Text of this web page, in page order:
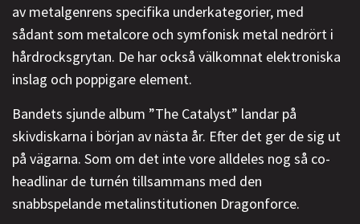
av metalgenrens specifika underkategorier, med
sådant som metalcore och symfonisk metal nedrört i
hårdrocksgrytan. De har också välkomnat elektroniska
inslag och poppigare element.
Bandets sjunde album ”The Catalyst” landar på
skivdiskarna i början av nästa år. Efter det ger de sig ut
på vägarna. Som om det inte vore alldeles nog så co-
headlinar de turnén tillsammans med den
snabbspelande metalinstitutionen Dragonforce.